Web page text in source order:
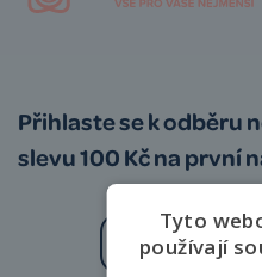
Přihlaste se k odběru
slevu 100 Kč na první
Tyto
používají